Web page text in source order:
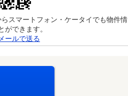
スマートフォン・ケータイでも物件情
ができます。
ールで送る